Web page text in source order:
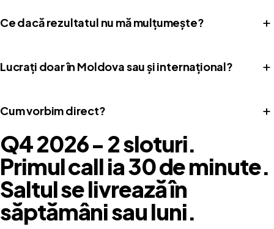
Ce dacă rezultatul nu mă mulțumește? +
Lucrați doar în Moldova sau și internațional? +
Cum vorbim direct? +
Q4 2026 - 2 sloturi.
Primul call ia 30 de minute.
Saltul se livrează în
săptămâni sau luni.